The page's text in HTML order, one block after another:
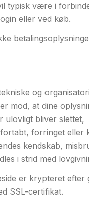
typisk være i
eller ved køb.
og
mod, at dine
ulovligt bliver slettet,
forringet eller
kendskab,
i strid med
er krypteret efter
SSL-certifikat.